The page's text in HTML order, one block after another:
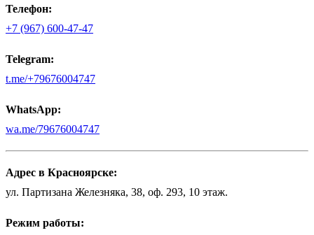
Телефон:
+7 (967) 600-47-47
Telegram:
t.me/+79676004747
WhatsApp:
wa.me/79676004747
Адрес в Красноярске:
ул. Партизана Железняка, 38, оф. 293, 10 этаж.
Режим работы: